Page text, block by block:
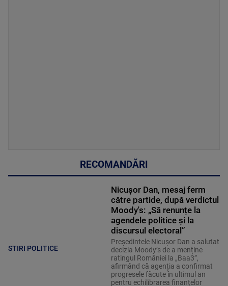
RECOMANDĂRI
STIRI POLITICE
Nicușor Dan, mesaj ferm
către partide, după verdictul
Moody's: „Să renunțe la
agendele politice şi la
discursul electoral”
Președintele Nicușor Dan a salutat
decizia Moody’s de a menține
ratingul României la „Baa3”,
afirmând că agenția a confirmat
progresele făcute în ultimul an
pentru echilibrarea finanțelor